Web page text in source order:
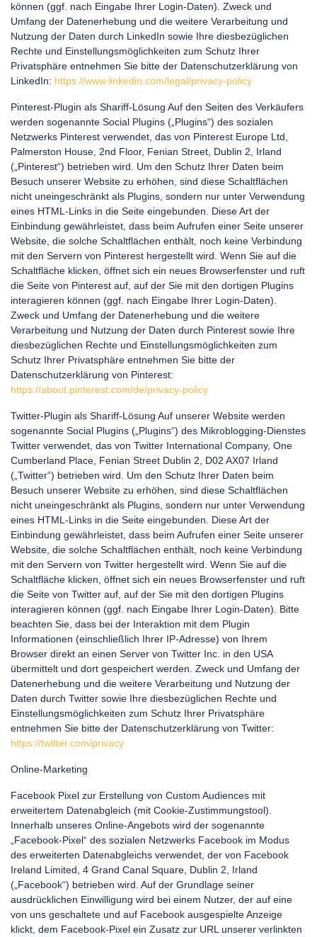
können (ggf. nach Eingabe Ihrer Login-Daten). Zweck und
Umfang der Datenerhebung und die weitere Verarbeitung und
Nutzung der Daten durch LinkedIn sowie Ihre diesbezüglichen
Rechte und Einstellungsmöglichkeiten zum Schutz Ihrer
Privatsphäre entnehmen Sie bitte der Datenschutzerklärung von
LinkedIn: https://www.linkedin.com/legal/privacy-policy
Pinterest-Plugin als Shariff-Lösung Auf den Seiten des Verkäufers
werden sogenannte Social Plugins („Plugins“) des sozialen
Netzwerks Pinterest verwendet, das von Pinterest Europe Ltd,
Palmerston House, 2nd Floor, Fenian Street, Dublin 2, Irland
(„Pinterest“) betrieben wird. Um den Schutz Ihrer Daten beim
Besuch unserer Website zu erhöhen, sind diese Schaltflächen
nicht uneingeschränkt als Plugins, sondern nur unter Verwendung
eines HTML-Links in die Seite eingebunden. Diese Art der
Einbindung gewährleistet, dass beim Aufrufen einer Seite unserer
Website, die solche Schaltflächen enthält, noch keine Verbindung
mit den Servern von Pinterest hergestellt wird. Wenn Sie auf die
Schaltfläche klicken, öffnet sich ein neues Browserfenster und ruft
die Seite von Pinterest auf, auf der Sie mit den dortigen Plugins
interagieren können (ggf. nach Eingabe Ihrer Login-Daten).
Zweck und Umfang der Datenerhebung und die weitere
Verarbeitung und Nutzung der Daten durch Pinterest sowie Ihre
diesbezüglichen Rechte und Einstellungsmöglichkeiten zum
Schutz Ihrer Privatsphäre entnehmen Sie bitte der
Datenschutzerklärung von Pinterest:
https://about.pinterest.com/de/privacy-policy
Twitter-Plugin als Shariff-Lösung Auf unserer Website werden
sogenannte Social Plugins („Plugins“) des Mikroblogging-Dienstes
Twitter verwendet, das von Twitter International Company, One
Cumberland Place, Fenian Street Dublin 2, D02 AX07 Irland
(„Twitter“) betrieben wird. Um den Schutz Ihrer Daten beim
Besuch unserer Website zu erhöhen, sind diese Schaltflächen
nicht uneingeschränkt als Plugins, sondern nur unter Verwendung
eines HTML-Links in die Seite eingebunden. Diese Art der
Einbindung gewährleistet, dass beim Aufrufen einer Seite unserer
Website, die solche Schaltflächen enthält, noch keine Verbindung
mit den Servern von Twitter hergestellt wird. Wenn Sie auf die
Schaltfläche klicken, öffnet sich ein neues Browserfenster und ruft
die Seite von Twitter auf, auf der Sie mit den dortigen Plugins
interagieren können (ggf. nach Eingabe Ihrer Login-Daten). Bitte
beachten Sie, dass bei der Interaktion mit dem Plugin
Informationen (einschließlich Ihrer IP-Adresse) von Ihrem
Browser direkt an einen Server von Twitter Inc. in den USA
übermittelt und dort gespeichert werden. Zweck und Umfang der
Datenerhebung und die weitere Verarbeitung und Nutzung der
Daten durch Twitter sowie Ihre diesbezüglichen Rechte und
Einstellungsmöglichkeiten zum Schutz Ihrer Privatsphäre
entnehmen Sie bitte der Datenschutzerklärung von Twitter:
https://twitter.com/privacy
Online-Marketing
Facebook Pixel zur Erstellung von Custom Audiences mit
erweitertem Datenabgleich (mit Cookie-Zustimmungstool).
Innerhalb unseres Online-Angebots wird der sogenannte
„Facebook-Pixel“ des sozialen Netzwerks Facebook im Modus
des erweiterten Datenabgleichs verwendet, der von Facebook
Ireland Limited, 4 Grand Canal Square, Dublin 2, Irland
(„Facebook“) betrieben wird. Auf der Grundlage seiner
ausdrücklichen Einwilligung wird bei einem Nutzer, der auf eine
von uns geschaltete und auf Facebook ausgespielte Anzeige
klickt, dem Facebook-Pixel ein Zusatz zur URL unserer verlinkten